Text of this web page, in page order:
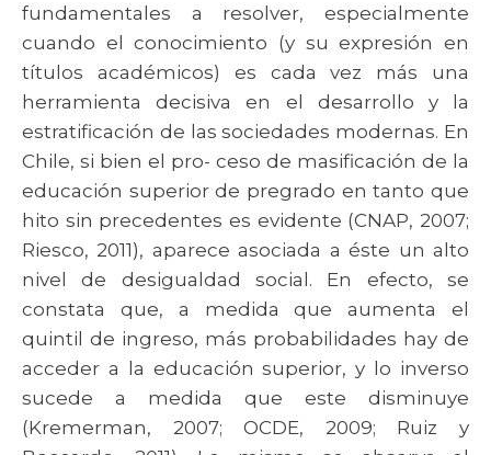
fundamentales a resolver, especialmente
cuando el conocimiento (y su expresión en
títulos académicos) es cada vez más una
herramienta decisiva en el desarrollo y la
estratificación de las sociedades modernas. En
Chile, si bien el pro- ceso de masificación de la
educación superior de pregrado en tanto que
hito sin precedentes es evidente (CNAP, 2007;
Riesco, 2011), aparece asociada a éste un alto
nivel de desigualdad social. En efecto, se
constata que, a medida que aumenta el
quintil de ingreso, más probabilidades hay de
acceder a la educación superior, y lo inverso
sucede a medida que este disminuye
(Kremerman, 2007; OCDE, 2009; Ruiz y